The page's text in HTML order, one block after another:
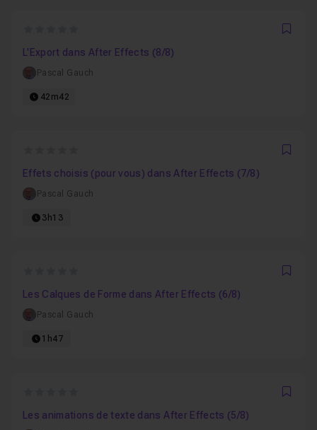
L'Export dans After Effects (8/8)
Pascal Gauch
42m42
Effets choisis (pour vous) dans After Effects (7/8)
Pascal Gauch
3h13
Les Calques de Forme dans After Effects (6/8)
Pascal Gauch
1h47
Les animations de texte dans After Effects (5/8)